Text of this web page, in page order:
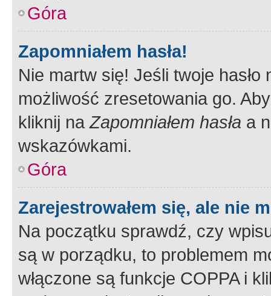
Góra
Zapomniałem hasła!
Nie martw się! Jeśli twoje
możliwość zresetowania go.
kliknij naZapomniałem hasła a
wskazówkami.
Góra
Zarejestrowałem się, ale nie
Na początku sprawdź, czy
są w porządku, to problemem
włączone są funkcje COPPA i